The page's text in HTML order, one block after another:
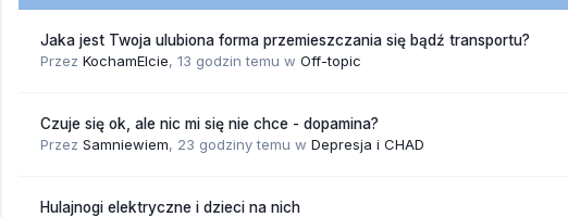
Jaka jest Twoja ulubiona forma przemieszczania się bądź transportu?
Przez KochamElcie, 13 godzin temu w Off-topic
Czuje się ok, ale nic mi się nie chce - dopamina?
Przez Samniewiem, 23 godziny temu w Depresja i CHAD
Hulajnogi elektryczne i dzieci na nich